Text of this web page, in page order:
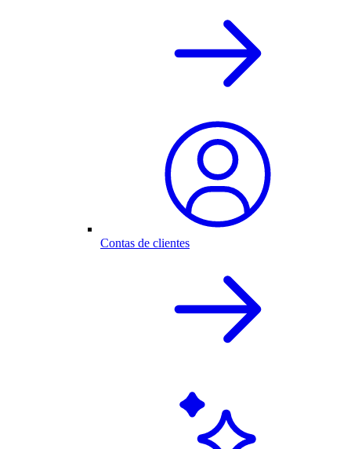
Contas de clientes